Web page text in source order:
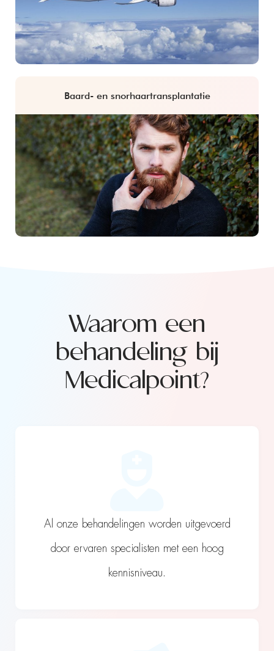
Baard- en snorhaartransplantatie
Waarom een
behandeling bij
Medicalpoint?
Al onze behandelingen worden uitgevoerd
door ervaren specialisten met een hoog
kennisniveau.